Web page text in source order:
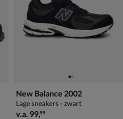
New Balance 2002
Lage sneakers - zwart
vanaf € 99,99
v.a. 99,99